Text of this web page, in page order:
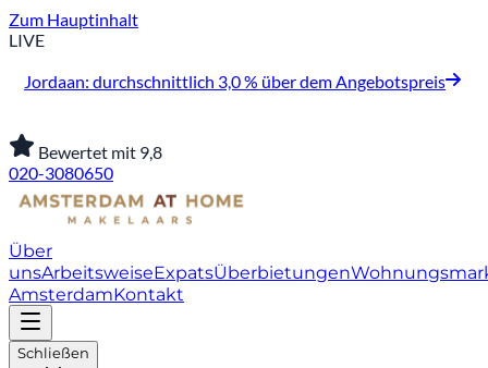
Zum Hauptinhalt
LIVE
Jordaan: durchschnittlich 3,0 % über dem Angebotspreis
Bewertet mit 9,8
020-3080650
Über
unsArbeitsweiseExpatsÜberbietungen
AmsterdamKontakt
Schließen